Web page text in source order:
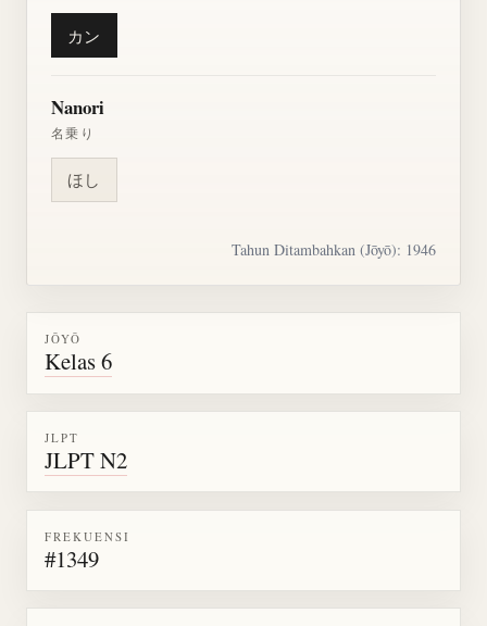
カン
Nanori
名乗り
ほし
Tahun Ditambahkan (Jōyō): 1946
JŌYŌ
Kelas 6
JLPT
JLPT N2
FREKUENSI
#1349